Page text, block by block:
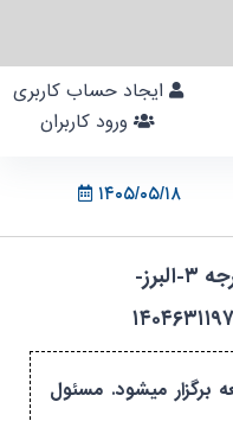
۱۴۰۵/۰۵/۱۸
مربیگری-هندبال-درجه ۳-البرز-
برگزار میشود. مسئول